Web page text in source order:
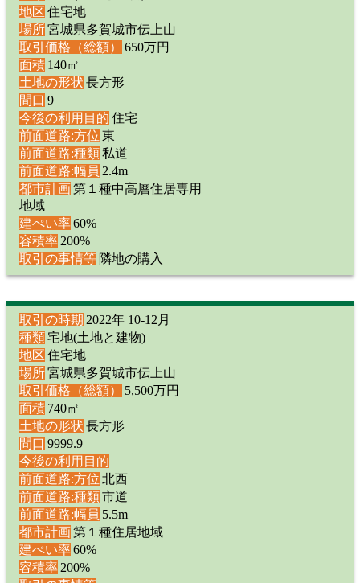
地区 住宅地
場所宮城県多賀城市伝上山
取引価格（総額）
650万円
面積 140㎡
土地の形状 長方形
間口 9
今後の利用目的 住宅
前面道路:方位 東
前面道路:種類 私道
前面道路:幅員 2.4m
都市計画 第１種中高層住居専用
地域
建ぺい率60%
容積率200%
取引の事情等 隣地の購入
取引の時期 2022年 10-12月
種類 宅地(土地と建物)
地区 住宅地
場所宮城県多賀城市伝上山
取引価格（総額）
5,500万円
面積 740㎡
土地の形状 長方形
間口 9999.9
今後の利用目的
前面道路:方位 北西
前面道路:種類 市道
前面道路:幅員 5.5m
都市計画 第１種住居地域
建ぺい率60%
容積率200%